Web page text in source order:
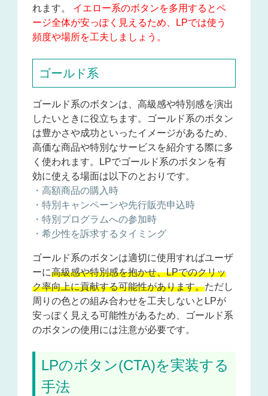
れます。 イエロー系のボタンを多用するとペ
ージ全体が安っぽく見えるため、LPでは使う
頻度や場所を工夫しましょう。
ゴールド系
ゴールド系のボタンは、高級感や特別感を演出
したいときに役立ちます。
ゴールド系のボタン
は豊かさや成功といったイメージがあるため、
高価な商品や特別なサービスを紹介する際に多
く使われます。
LPでゴールド系のボタンを有
効に使える場面は以下のとおりです。
・高額商品の購入時
・特別キャンペーンや先行販売申込時
・特別プログラムへの参加時
・希少性を訴求するタイミング
ゴールド系のボタンは適切に使用すればユーザ
ーに高級感や特別感を抱かせ、LPでのクリッ
ク率向上に貢献する可能性があります。ただし
周りの色との組み合わせを工夫しないとLPが
安っぽく見える可能性があるため、ゴールド系
のボタンの使用には注意が必要です。
LPのボタン(CTA)を実装する
手法